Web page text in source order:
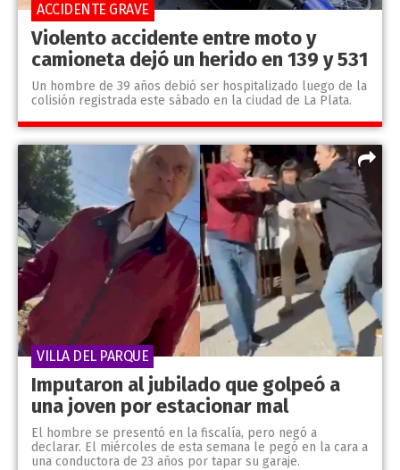
Violento accidente entre moto y
camioneta dejó un herido en 139 y 531
Un hombre de 39 años debió ser hospitalizado luego de la
colisión registrada este sábado en la ciudad de La Plata.
ACCIDENTE GRAVE
Imputaron al jubilado que golpeó a
una joven por estacionar mal
El hombre se presentó en la fiscalía, pero negó a
declarar. El miércoles de esta semana le pegó en la cara a
una conductora de 23 años por tapar su garaje.
VILLA DEL PARQUE